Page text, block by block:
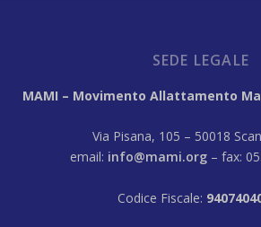
SEDE LEGALE
MAMI – Movimento Allattamento
Via Pisana, 105 – 50018
email: info@mami.org – fax:
Codice Fiscale: